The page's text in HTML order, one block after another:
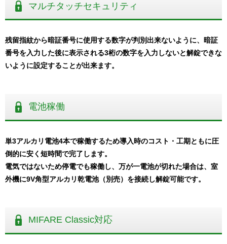
マルチタッチセキュリティ
残留指紋から暗証番号に使用する数字が判別出来ないように、暗証
番号を入力した後に表示される3桁の数字を入力しないと解錠できな
いように設定することが出来ます。
電池稼働
単3アルカリ電池4本で稼働するため導入時のコスト・工期ともに圧
倒的に安く短時間で完了します。
電気ではないため停電でも稼働し、万が一電池が切れた場合は、室
外機に9V角型アルカリ乾電池（別売）を接続し解錠可能です。
MIFARE Classic対応